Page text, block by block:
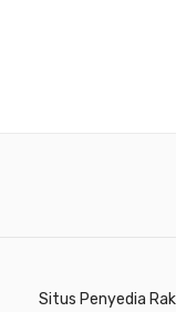
Situs Penyedia